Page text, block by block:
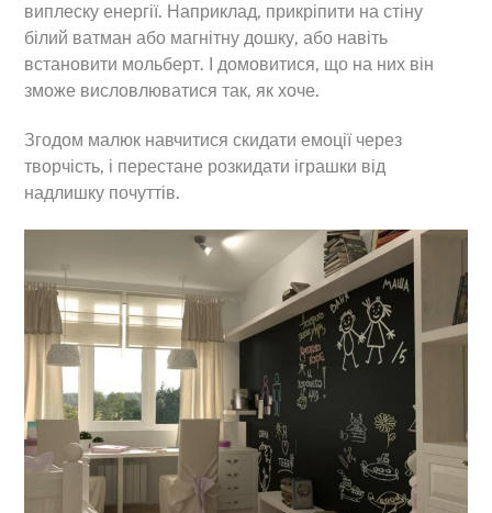
виплеску енергії. Наприклад, прикріпити на стіну
білий ватман або магнітну дошку, або навіть
встановити мольберт. І домовитися, що на них він
зможе висловлюватися так, як хоче.
Згодом малюк навчитися скидати емоції через
творчість, і перестане розкидати іграшки від
надлишку почуттів.